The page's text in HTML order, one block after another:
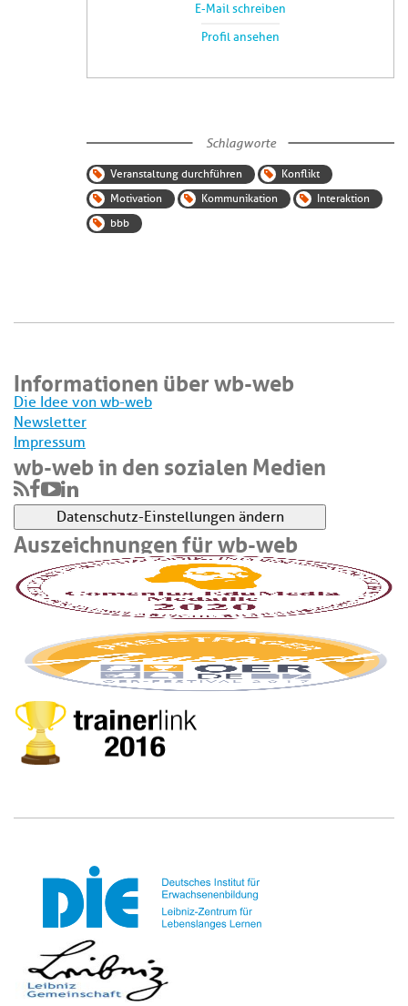
E-Mail schreiben
Profil ansehen
Schlagworte
Veranstaltung durchführen
Konflikt
Motivation
Kommunikation
Interaktion
bbb
Informationen über wb-web
Die Idee von wb-web
Newsletter
Impressum
wb-web in den sozialen Medien
Datenschutz-Einstellungen ändern
Auszeichnungen für wb-web